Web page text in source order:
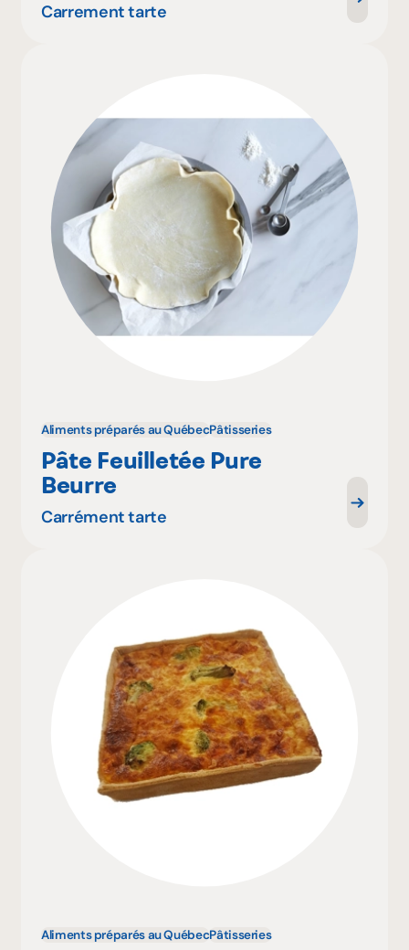
Carrement tarte
Aliments préparés au QuébecPâtisseries
Pâte Feuilletée Pure
Beurre
Carrément tarte
Aliments préparés au QuébecPâtisseries